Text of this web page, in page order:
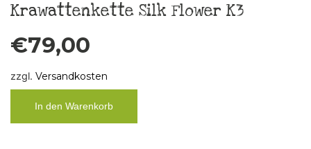
Krawattenkette Silk Flower K3
€79,00
zzgl. Versandkosten
In den Warenkorb